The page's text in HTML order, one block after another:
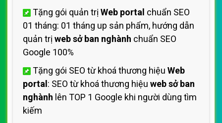
Tặng gói quản trị Web portal chuẩn SEO
01 tháng: 01 tháng up sản phẩm, hướng dẫn
quản trị web sở ban nghành chuẩn SEO
Google 100%
Tặng gói SEO từ khoá thương hiệu Web
portal : SEO từ khoá thương hiệu web sở ban
nghành lên TOP 1 Google khi người dùng tìm
kiếm